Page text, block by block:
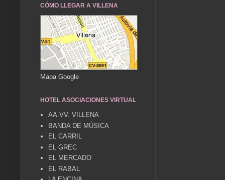
CÓMO LLEGAR A VILLENA
Mapa Google
HOTEL ASOCIACIONES VIRTUAL
AA.VV. VILLENA
BANDA DE MÚSICA
EL CARRIL
EL GREC
EL MERCADO
EL RABAL